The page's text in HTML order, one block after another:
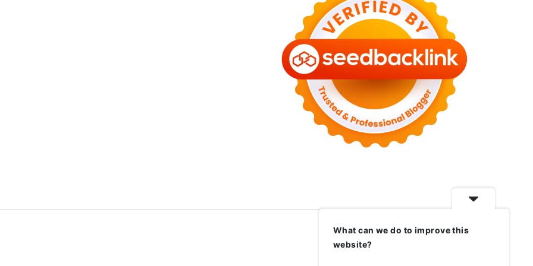
What can we do to improve this
website?